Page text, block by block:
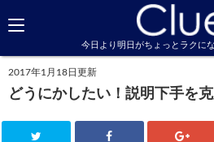
今日より明日がちょっとラクに
2017年1月18日更新
どうにかしたい！説明下手を